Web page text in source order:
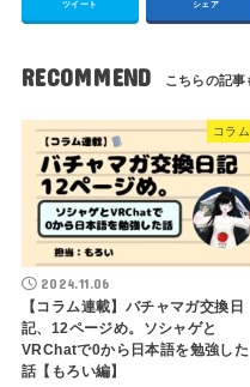
ツイート シェア
RECOMMEND
コラム
2024.11.06
【コラム連載】バチャマガ交換日
記、12ページめ。ソシャゲと
VRChatで0から日本語を勉強した
話【もろい編】